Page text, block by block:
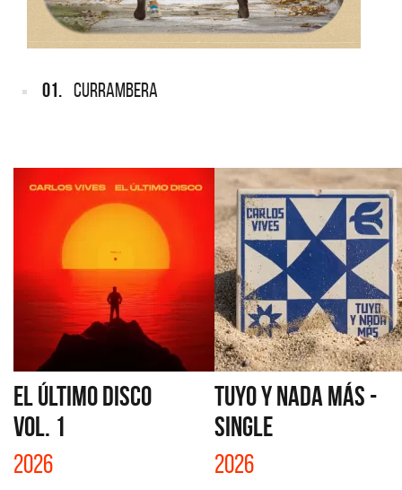
01. CURRAMBERA
EL ÚLTIMO DISCO
VOL. 1
2026
TUYO Y NADA MÁS -
SINGLE
2026